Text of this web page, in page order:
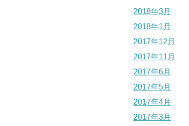
2018年3月
2018年1月
2017年12月
2017年11月
2017年6月
2017年5月
2017年4月
2017年3月